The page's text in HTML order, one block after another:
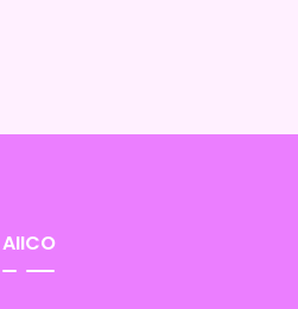
AIICO